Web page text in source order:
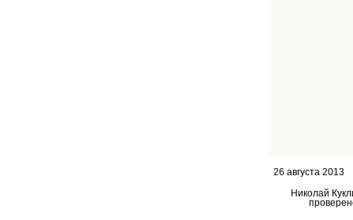
26 августа 2013
Николай